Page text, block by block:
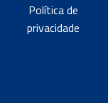
Política de
privacidade